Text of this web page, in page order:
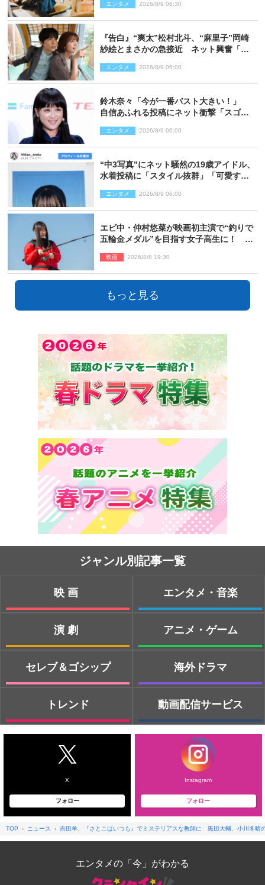
エンタメ 2026/8/9 06:30
『告白』“爽太”松村北斗、“麻里子”岡崎
紗絵とまさかの急接近 ネット興奮「そ
り）
エンタメ 2026/8/9 06:00
鈴木奈々「今が一番バスト大きい！」
自信あふれる投稿にネット衝撃「スゴ
エンタメ 2026/8/9 06:00
“中3写真”にネット騒然の19歳アイドル、
水着投稿に「スタイル抜群」「可愛すぎ
エンタメ 2026/8/9 06:00
エビ中・仲村悠菜が映画初主演で“釣りで
五輪金メダル”を目指す女子高生に！ 映
映画 2026/8/8 19:30
もっと見る
ジャンル別記事一覧
映画
演劇
セレブ＆ゴシップ
トレンド
エンタメ・音楽
アニメ・ゲーム
海外ドラマ
動画配信サービス
X
フォロー
Instagram
フォロー
TOP ニュース 吉田羊、『さとこはいつも』でミステリアスな教師に 黒田大輔、小川冬晴
エンタメの「今」がわかる